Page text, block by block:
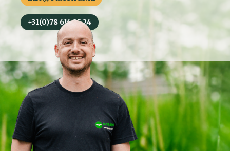
+31(0)78 616 25 24